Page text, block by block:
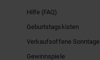
Hilfe (FAQ)
Geburtstagskisten
Verkaufsoffene Sonntage
Gewinnspiele